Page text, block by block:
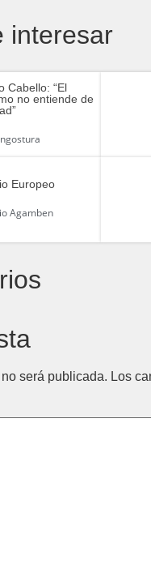
interesar
Cabello: “El
no entiende de
Europeo
Agamben
será publicada. Los